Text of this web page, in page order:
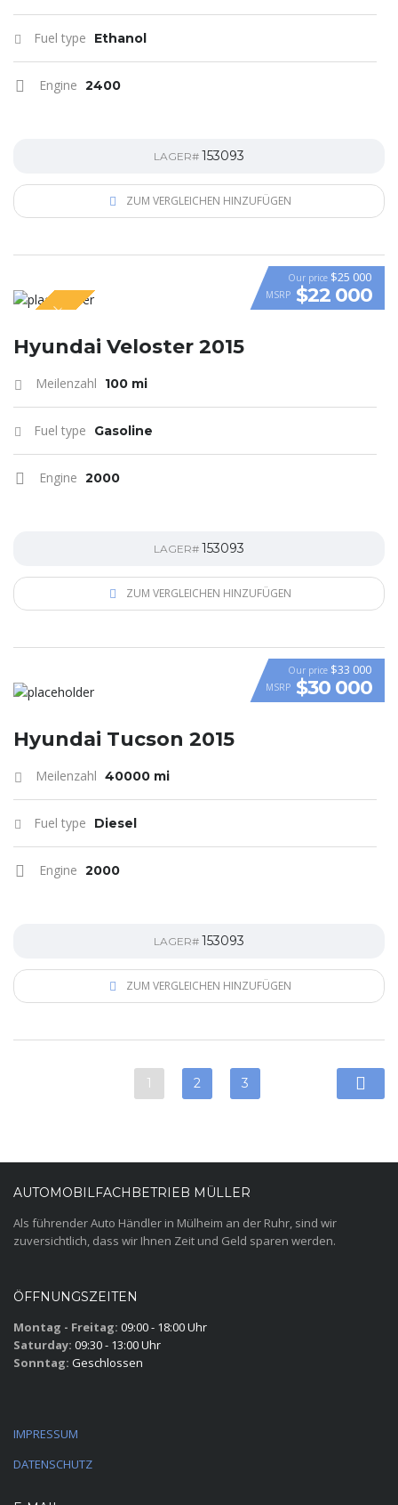
Fuel type Ethanol
Engine 2400
LAGER# 153093
ZUM VERGLEICHEN HINZUFÜGEN
VIDEO
SPECIAL
Our price $25 000
MSRP $22 000
Hyundai Veloster 2015
Meilenzahl 100 mi
Fuel type Gasoline
Engine 2000
LAGER# 153093
ZUM VERGLEICHEN HINZUFÜGEN
VIDEO
Our price $33 000
MSRP $30 000
Hyundai Tucson 2015
Meilenzahl 40000 mi
Fuel type Diesel
Engine 2000
LAGER# 153093
ZUM VERGLEICHEN HINZUFÜGEN
1 2 3
AUTOMOBILFACHBETRIEB MÜLLER
Als führender Auto Händler in Mülheim an der Ruhr, sind wir
zuversichtlich, dass wir Ihnen Zeit und Geld sparen werden.
ÖFFNUNGSZEITEN
Montag - Freitag: 09:00 - 18:00 Uhr
Saturday: 09:30 - 13:00 Uhr
Sonntag: Geschlossen
IMPRESSUM
DATENSCHUTZ